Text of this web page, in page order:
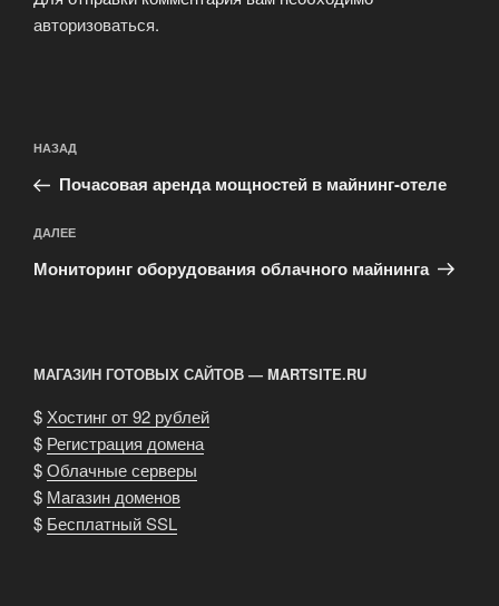
авторизоваться.
по
записям
Предыдущая
запись:
НАЗАД
Почасовая аренда мощностей в майнинг-отеле
Следующая
запись
ДАЛЕЕ
Мониторинг оборудования облачного майнинга
МАГАЗИН ГОТОВЫХ САЙТОВ — MARTSITE.RU
$Хостинг от 92 рублей
$ Регистрация домена
$Облачные серверы
$ Магазин доменов
$ Бесплатный SSL